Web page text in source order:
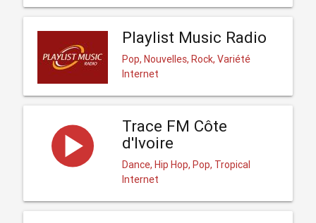
Playlist Music Radio
Pop, Nouvelles, Rock, Variété
Internet
Trace FM Côte
d'Ivoire
Dance, Hip Hop, Pop, Tropical
Internet